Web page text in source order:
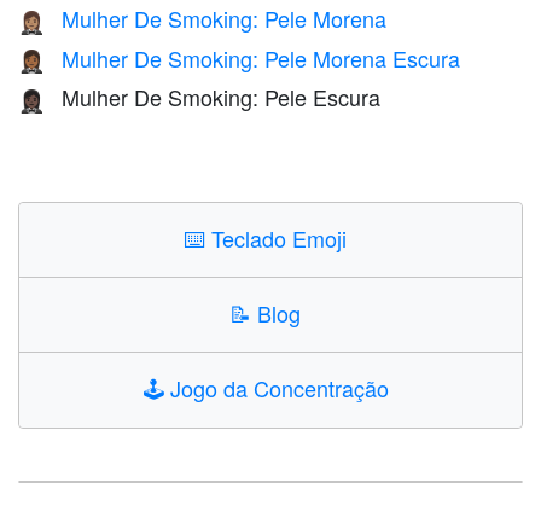
🤵🏽‍♀️ Mulher De Smoking: Pele Morena
🤵🏾‍♀️ Mulher De Smoking: Pele Morena Escura
🤵🏿‍♀️ Mulher De Smoking: Pele Escura
⌨️Teclado Emoji
📝 Blog
🕹️Jogo da Concentração